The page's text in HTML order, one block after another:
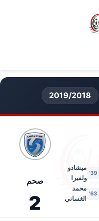
2019/2018
39'
ميشادو
ولفيرا
63'
محمد
الغساني
صحم
2